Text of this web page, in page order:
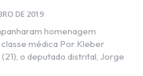
DE 2019
homenagem
Por Kleber